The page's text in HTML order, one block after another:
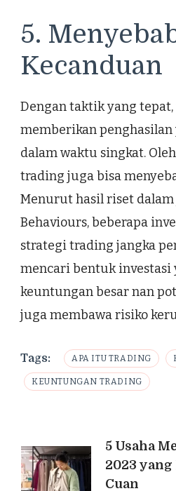
5.
Kecanduan
Dengan taktik yang
memberikan
dalam waktu singkat.
trading juga bisa
Menurut hasil riset
Behaviours, beberapa
strategi trading jangka
mencari bentuk investasi
keuntungan besar nan
juga membawa risiko
Tags: APA ITU TRADING
KEUNTUNGAN TRADING
Post
Navigation
5 Usaha
2023
Cuan